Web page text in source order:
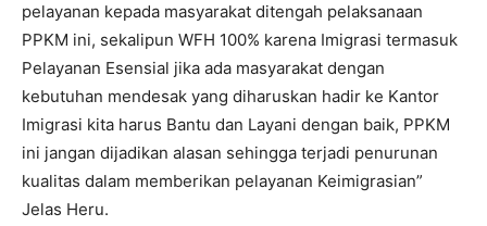
pelayanan kepada masyarakat ditengah pelaksanaan
PPKM ini, sekalipun WFH 100% karena Imigrasi termasuk
Pelayanan Esensial jika ada masyarakat dengan
kebutuhan mendesak yang diharuskan hadir ke Kantor
Imigrasi kita harus Bantu dan Layani dengan baik, PPKM
ini jangan dijadikan alasan sehingga terjadi penurunan
kualitas dalam memberikan pelayanan Keimigrasian”
Jelas Heru.